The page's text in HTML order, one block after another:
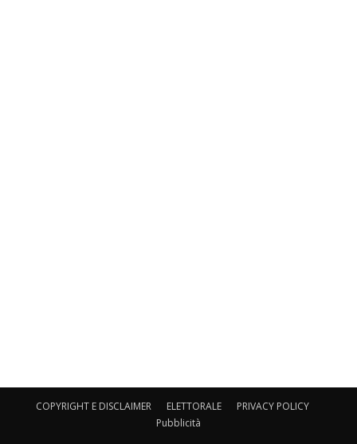
COPYRIGHT E DISCLAIMER ELETTORALE
PRIVACY POLICY
Pubblicità